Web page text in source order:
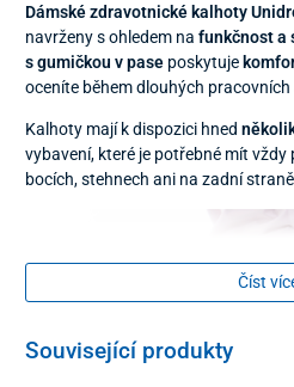
Dámské zdravotnické kalhoty
navrženy s ohledem na funkčnost a
s gumičkou v pase poskytuje
oceníte během dlouhých pracovních
Kalhoty mají k dispozici hned
vybavení, které je potřebné mít vždy
bocích, stehnech ani na zadní
Číst
Související produkty